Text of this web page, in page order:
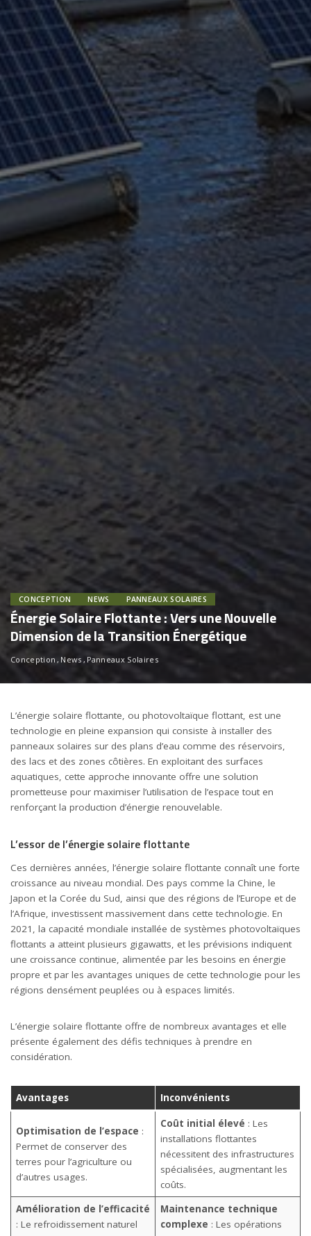
CONCEPTION NEWS PANNEAUX SOLAIRES
Énergie Solaire Flottante : Vers une Nouvelle
Dimension de la Transition Énergétique
Conception News Panneaux Solaires
L’énergie solaire flottante, ou photovoltaïque flottant, est une
technologie en pleine expansion qui consiste à installer des
panneaux solaires sur des plans d’eau comme des réservoirs,
des lacs et des zones côtières. En exploitant des surfaces
aquatiques, cette approche innovante offre une solution
prometteuse pour maximiser l’utilisation de l’espace tout en
renforçant la production d’énergie renouvelable.
L’essor de l’énergie solaire flottante
Ces dernières années, l’énergie solaire flottante connaît une forte
croissance au niveau mondial. Des pays comme la Chine, le
Japon et la Corée du Sud, ainsi que des régions de l’Europe et de
l’Afrique, investissent massivement dans cette technologie. En
2021, la capacité mondiale installée de systèmes photovoltaïques
flottants a atteint plusieurs gigawatts, et les prévisions indiquent
une croissance continue, alimentée par les besoins en énergie
propre et par les avantages uniques de cette technologie pour les
régions densément peuplées ou à espaces limités.
L’énergie solaire flottante offre de nombreux avantages et elle
présente également des défis techniques à prendre en
considération.
Avantages Inconvénients
Optimisation de l’espace :
Permet de conserver des
terres pour l’agriculture ou
d’autres usages.
Coût initial élevé : Les
installations flottantes
nécessitent des infrastructures
spécialisées, augmentant les
coûts.
Amélioration de l’efficacité
: Le refroidissement naturel
Maintenance technique
complexe : Les opérations